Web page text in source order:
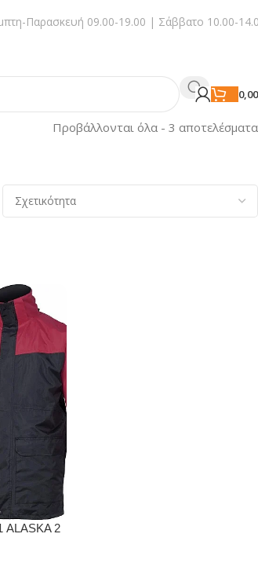
Παρασκευή 09.00-19.00 | Σάββατο 10.00-
Προβάλλονται όλα - 3 αποτελέσματα
ALASKA 2